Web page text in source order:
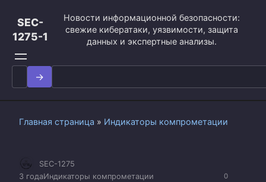
контенту
SEC-
1275-1
Новости информационной безопасности:
свежие кибератаки, уязвимости, защита
данных и экспертные анализы.
Search
for:
Главная страница » Индикаторы компрометации
0
SEC-1275
3 годаИндикаторы компрометации